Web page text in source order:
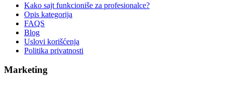
Kako sajt funkcioniše za profesionalce?
Opis kategorija
FAQS
Blog
Uslovi korišćenja
Politika privatnosti
Marketing